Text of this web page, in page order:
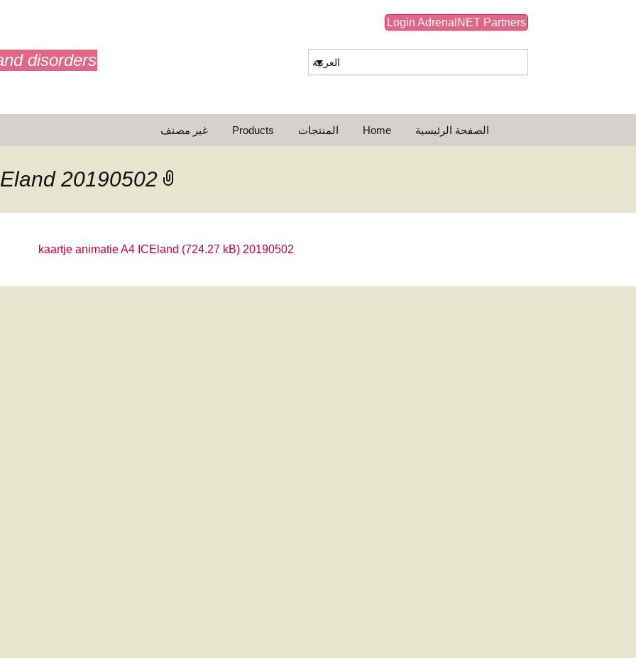
disorders
Login AdrenalNET Partners
العربية
الصفحة الرئيسية Home المنتجات Products غير مصنف
20190502 kaartje animatie A4 ICEland
20190502 kaartje animatie A4 ICEland